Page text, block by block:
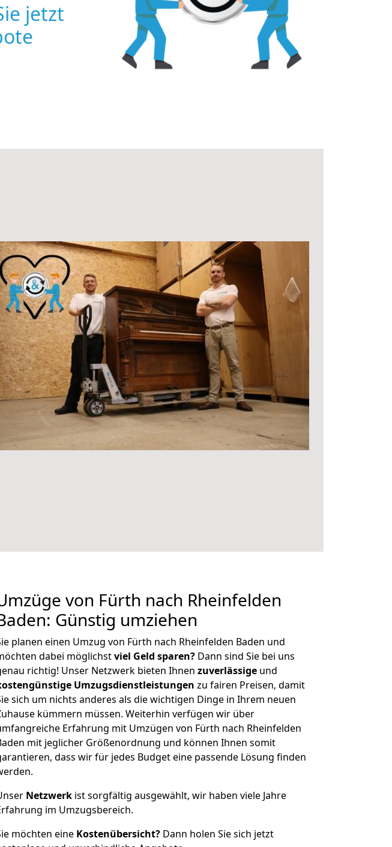
jetzt
von Fürth nach Rheinfelden
Günstig umziehen
planen einen Umzug von Fürth nach Rheinfelden Baden und
dabei möglichstviel Geld sparen? Dann sind Sie bei uns
richtig! Unser Netzwerk bieten Ihnen zuverlässige und
Umzugsdienstleistungen zu fairen Preisen, damit
sich um nichts anderes als die wichtigen Dinge in Ihrem neuen
kümmern müssen. Weiterhin verfügen wir über
Erfahrung mit Umzügen von Fürth nach Rheinfelden
mit jeglicher Größenordnung und können Ihnen somit
dass wir für jedes Budget eine passende Lösung finden
Netzwerk ist sorgfältig ausgewählt, wir haben viele Jahre
im Umzugsbereich.
möchten eine Kostenübersicht? Dann holen Sie sich jetzt